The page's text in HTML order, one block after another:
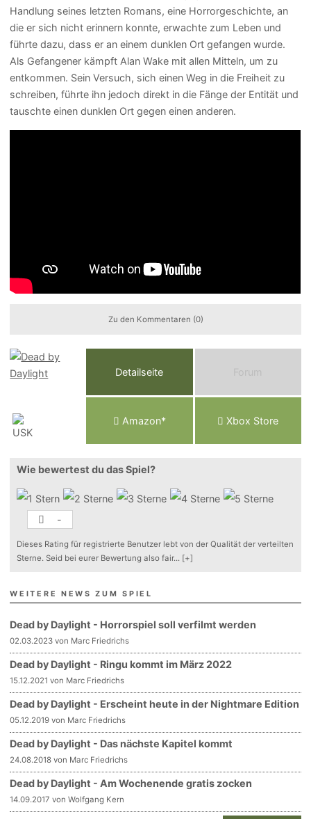
Handlung seines letzten Romans, eine Horrorgeschichte, an
die er sich nicht erinnern konnte, erwachte zum Leben und
führte dazu, dass er an einem dunklen Ort gefangen wurde.
Als Gefangener kämpft Alan Wake mit allen Mitteln, um zu
entkommen. Sein Versuch, sich einen Weg in die Freiheit zu
schreiben, führte ihn jedoch direkt in die Fänge der Entität und
tauschte einen dunklen Ort gegen einen anderen.
Zu den Kommentaren (0)
Detailseite Forum
Amazon* Xbox Store
Wie bewertest du das Spiel?
-
Dieses Rating für registrierte Benutzer lebt von der Qualität der verteilten
Sterne. Seid bei eurer Bewertung also fair... [+]
WEITERE NEWS ZUM SPIEL
Dead by Daylight - Horrorspiel soll verfilmt werden
02.03.2023 von Marc Friedrichs
Dead by Daylight - Ringu kommt im März 2022
15.12.2021 von Marc Friedrichs
Dead by Daylight - Erscheint heute in der Nightmare Edition
05.12.2019 von Marc Friedrichs
Dead by Daylight - Das nächste Kapitel kommt
24.08.2018 von Marc Friedrichs
Dead by Daylight - Am Wochenende gratis zocken
14.09.2017 von Wolfgang Kern